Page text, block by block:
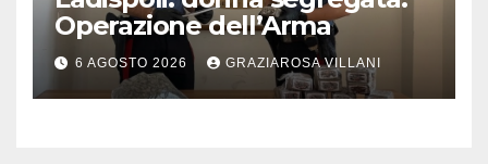
Operazione dell’Arma
6 AGOSTO 2026 GRAZIAROSA VILLANI